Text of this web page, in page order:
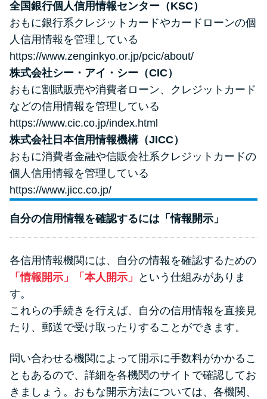
全国銀行個人信用情報センター（KSC）
おもに銀行系クレジットカードやカードローンの個
人信用情報を管理している
https://www.zenginkyo.or.jp/pcic/about/
株式会社シー・アイ・シー（CIC）
おもに割賦販売や消費者ローン、クレジットカード
などの信用情報を管理している
https://www.cic.co.jp/index.html
株式会社日本信用情報機構（JICC）
おもに消費者金融や信販会社系クレジットカードの
個人信用情報を管理している
https://www.jicc.co.jp/
自分の信用情報を確認するには「情報開示」
各信用情報機関には、自分の情報を確認するための
「情報開示」「本人開示」
という仕組みがありま
す。
これらの手続きを行えば、自分の信用情報を直接見
たり、郵送で受け取ったりすることができます。
問い合わせる機関によって開示に手数料がかかるこ
ともあるので、詳細を各機関のサイトで確認してお
きましょう。おもな開示方法については、各機関、